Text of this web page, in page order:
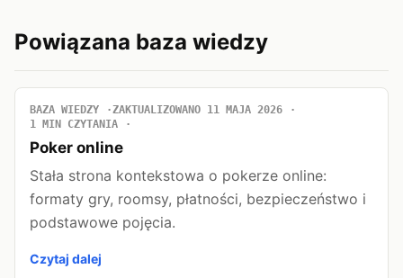
Powiązana baza wiedzy
BAZA WIEDZY
ZAKTUALIZOWANO 11 MAJA 2026
1 MIN CZYTANIA
Poker online
Stała strona kontekstowa o pokerze online:
formaty gry, roomsy, płatności, bezpieczeństwo i
podstawowe pojęcia.
Czytaj dalej